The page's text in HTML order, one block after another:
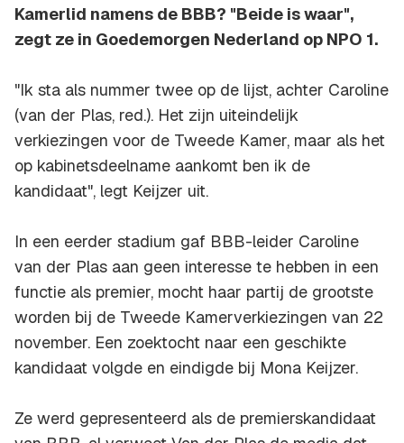
Kamerlid namens de BBB? "Beide is waar",
zegt ze in Goedemorgen Nederland op NPO 1.
"Ik sta als nummer twee op de lijst, achter Caroline
(van der Plas, red.). Het zijn uiteindelijk
verkiezingen voor de Tweede Kamer, maar als het
op kabinetsdeelname aankomt ben ik de
kandidaat", legt Keijzer uit.
In een eerder stadium gaf BBB-leider Caroline
van der Plas aan geen interesse te hebben in een
functie als premier, mocht haar partij de grootste
worden bij de Tweede Kamerverkiezingen van 22
november. Een zoektocht naar een geschikte
kandidaat volgde en eindigde bij Mona Keijzer.
Ze werd gepresenteerd als de premierskandidaat